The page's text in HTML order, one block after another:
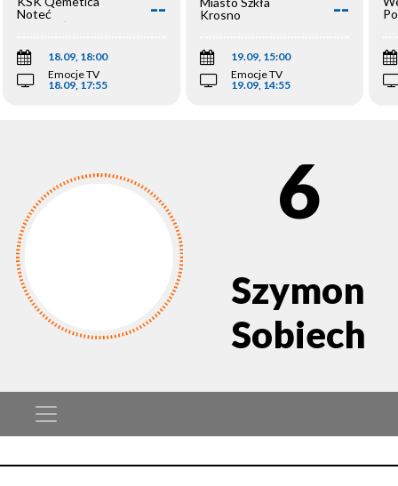
Noteć
Inowrocław
--
18.09, 18:00
Emocje TV
18.09, 17:55
Krosno
--
19.09, 15:00
Emocje TV
19.09, 14:55
6
Szymon
Sobiech